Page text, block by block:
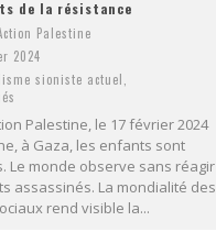
de la résistance
Palestine
2024
sioniste actuel
Palestine, le 17 février 2024
à Gaza, les enfants sont
Le monde observe sans réagir
assassinés. La mondialité des
rend visible la...